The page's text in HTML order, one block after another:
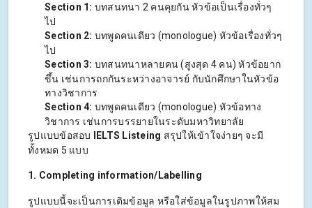
Section 1: บทสนทนา 2 คนคุยกัน หัวข้อเป็นเรื่องทั่วๆ
ไป
Section 2: บทพูดคนเดียว (monologue) หัวข้อเรื่องทั่วๆ
ไป
Section 3: บทสนทนาหลายคน (สูงสุด 4 คน) หัวข้อยาก
ขึ้น เช่นการถกกันระหว่างอาจารย์ กับนักศึกษาในหัวข้อ
ทางวิชาการ
Section 4: บทพูดคนเดียว (monologue) หัวข้อทาง
วิชาการ เช่นการบรรยายในระดับมหาวิทยาลัย
รูปแบบข้อสอบ
IELTS Listeing สรุปให้เข้าใจง่ายๆ จะมี
ทั้งหมด 5 แบบ
1. Completing information/Labelling
รูปแบบนี้จะเป็นการเติมข้อมูล หรือใส่ข้อมูลในรูปภาพให้สม